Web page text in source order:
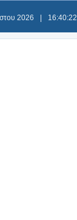
2026 16:40:22